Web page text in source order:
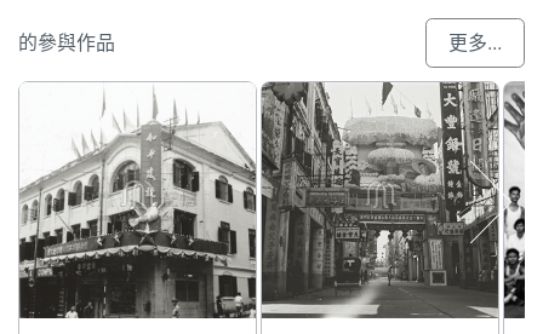
的參與作品 更多...